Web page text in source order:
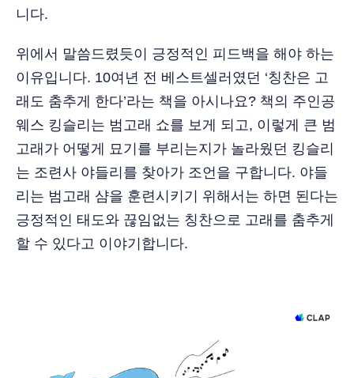
니다.
위에서 말씀드렸듯이 긍정적인 피드백을 해야 하는
이유입니다. 10여년 전 베스트셀러였던 ‘칭찬은 고
래도 춤추게 한다’라는 책을 아시나요? 책의 주인공
웨스 킹슬리는 범고래 쇼를 보게 되고, 이렇게 큰 범
고래가 어떻게 묘기를 부리는지가 놀라웠던 킹슬리
는 조련사 야들리를 찾아가 조언을 구합니다. 야들
리는 범고래 샴을 훈련시키기 위해서는 하면 된다는
긍정적인 태도와 끊임없는 칭찬으로 고래를 춤추게
할 수 있다고 이야기합니다.